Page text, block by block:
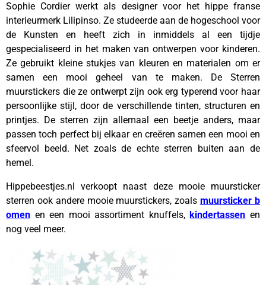
Sophie Cordier werkt als designer voor het hippe franse
interieurmerk Lilipinso. Ze studeerde aan de hogeschool voor
de Kunsten en heeft zich in inmiddels al een tijdje
gespecialiseerd in het maken van ontwerpen voor kinderen.
Ze gebruikt kleine stukjes van kleuren en materialen om er
samen een mooi geheel van te maken. De Sterren
muurstickers die ze ontwerpt zijn ook erg typerend voor haar
persoonlijke stijl, door de verschillende tinten, structuren en
printjes. De sterren zijn allemaal een beetje anders, maar
passen toch perfect bij elkaar en creëren samen een mooi en
sfeervol beeld. Net zoals de echte sterren buiten aan de
hemel.
Hippebeestjes.nl verkoopt naast deze mooie muursticker
sterren ook andere mooie muurstickers, zoalsmuursticker b
omen en een mooi assortiment knuffels,kindertassen en
nog veel meer.